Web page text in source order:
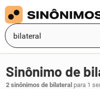
Sinônimo de
2 sinônimos de bilateral para 1